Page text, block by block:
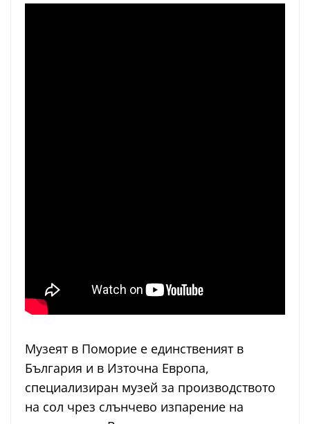
Музеят в Поморие е единственият в
България и в Източна Европа,
специализиран музей за производството
на сол чрез слънчево изпарение на